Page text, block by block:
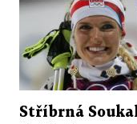
Stříbrná